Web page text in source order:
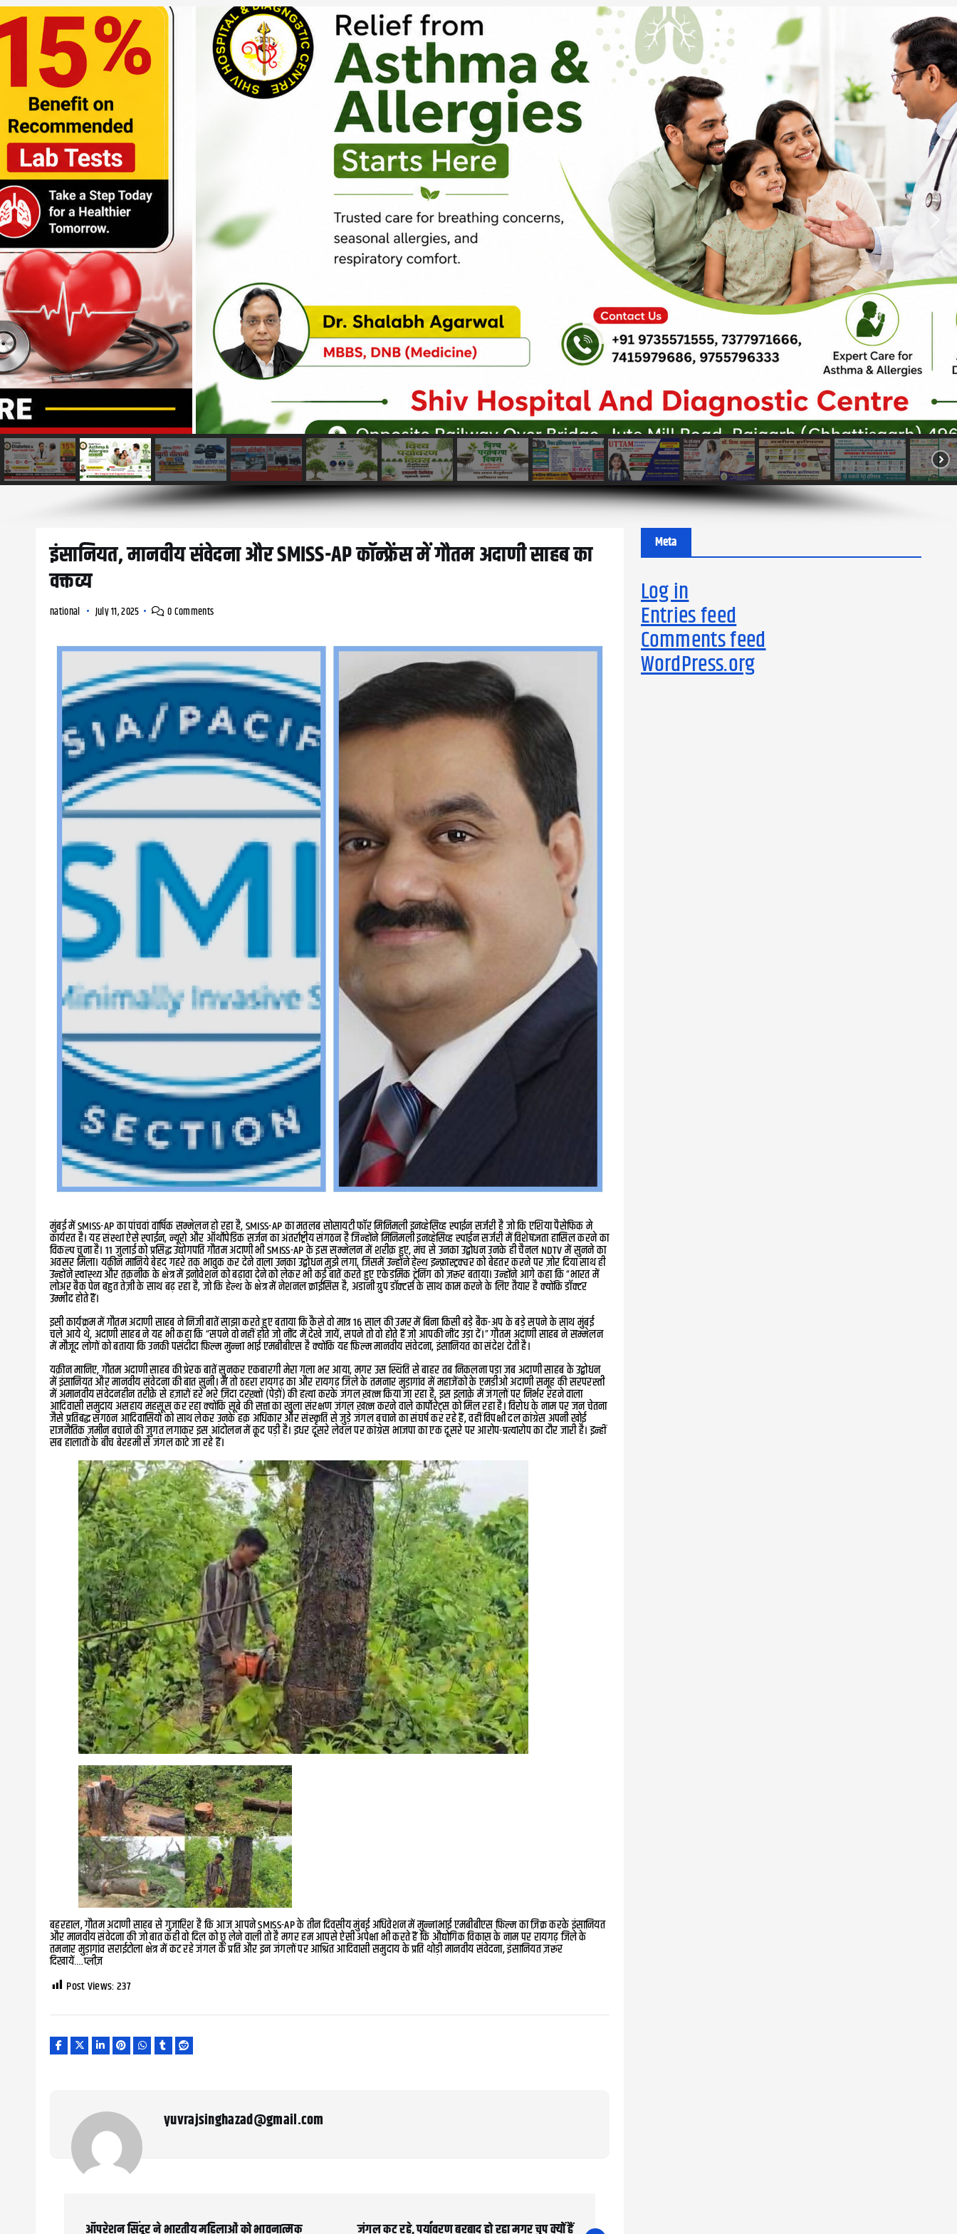
इंसानियत, मानवीय संवेदना और SMISS-AP कॉन्फ्रेंस में गौतम अदाणी साहब का
वक्तव्य
national July 11, 2025 0 Comments
मुंबई में SMISS-AP का पांचवां वार्षिक सम्मेलन हो रहा है, SMISS-AP का मतलब सोसायटी फॉर मिनिमली इनव्हेसिव्ह स्पाईन सर्जरी है जो कि एशिया पैसेफिक मे
कार्यरत है। यह संस्था ऐसे स्पाईन, न्यूरो और ऑर्थोपेडिक सर्जन का अंतर्राष्ट्रीय संगठन है जिन्होंने मिनिमली इनव्हेसिव्ह स्पाईन सर्जरी में विशेषज्ञता हासिल करने का
विकल्प चुना है। 11 जुलाई को प्रसिद्ध उद्योगपति गौतम अदाणी भी SMISS-AP के इस सम्मेलन में शरीक़ हुए, मंच से उनका उद्बोधन उनके ही चैनल NDTV में सुनने का
अवसर मिला। यक़ीन मानिये बेहद गहरे तक भावुक कर देने वाला उनका उद्बोधन मुझे लगा, जिसमें उन्होंने हेल्थ इन्फ्रास्ट्रक्चर को बेहतर करने पर ज़ोर दिया साथ ही
उन्होंने स्वास्थ्य और तक़नीक के क्षेत्र में इनोवेशन को बढ़ावा देने को लेकर भी कई बातें करते हुए एकेडमिक ट्रेनिंग को ज़रूर बताया। उन्होंने आगे कहा कि “भारत में
लोअर बैक पेन बहुत तेज़ी के साथ बढ़ रहा है, जो कि हेल्थ के क्षेत्र में नेशनल क्राईसिस है, अडानी ग्रुप डॉक्टर्स के साथ काम करने के लिए तैयार है क्योंकि डॉक्टर
उम्मीद होते हैं।
इसी कार्यक्रम में गौतम अदाणी साहब ने निजी बातें साझा करते हुए बताया कि कैसे वो मात्र 16 साल की उमर में बिना किसी बड़े बैक-अप के बड़े सपने के साथ मुंबई
चले आये थे, अदाणी साहब ने यह भी कहा कि “सपने वो नहीं होते जो नींद में देखे जायें, सपने तो वो होते हैं जो आपकी नींद उड़ा दें।” गौतम अदाणी साहब ने सम्मेलन
में मौजूद लोगों को बताया कि उनकी पसंदीदा फ़िल्म मुन्ना भाई एमबीबीएस है क्योंकि यह फ़िल्म मानवीय संवेदना, इंसानियत का संदेश देती है।
यक़ीन मानिए, गौतम अदाणी साहब की प्रेरक बातें सुनकर एकबारगी मेरा गला भर आया, मगर उस स्थिति से बाहर तब निकलना पड़ा जब अदाणी साहब के उद्बोधन
में इंसानियत और मानवीय संवेदना की बात सुनी। मैं तो ठहरा रायगढ़ का और रायगढ़ जिले के तमनार मुड़ागांव में महाजेंको के एमडीओ अदाणी समूह की सरपरस्ती
में अमानवीय संवेदनहीन तरीक़े से हज़ारों हरे भरे ज़िदा दरख़्तों (पेड़ों) की हत्या करके जंगल ख़त्म किया जा रहा है, इस इलाक़े में जंगलों पर निर्भर रहने वाला
आदिवासी समुदाय असहाय महसूस कर रहा क्योंकि सूबे की सत्ता का खुला संरक्षण जंगल ख़त्म करने वाले कार्पोरेट्स को मिल रहा है। विरोध के नाम पर जन चेतना
जैसे प्रतिबद्ध संगठन आदिवासियों को साथ लेकर उनके हक़ अधिकार और संस्कृति से जुड़े जंगल बचाने का संघर्ष कर रहे हैं, वहीं विपक्षी दल कांग्रेस अपनी खोई
राजनैतिक ज़मीन बचाने की जुगत लगाकर इस आंदोलन में कूद पड़ी है। इधर दूसरे लेवल पर कांग्रेस भाजपा का एक दूसरे पर आरोप-प्रत्यारोप का दौर जारी है। इन्हीं
सब हालातों के बीच बेरहमी से जंगल काटे जा रहे हैं।
बहरहाल, गौतम अदाणी साहब से गुज़ारिश है कि आज आपने SMISS-AP के तीन दिवसीय मुंबई अधिवेशन में मुन्नाभाई एमबीबीएस फ़िल्म का ज़िक्र करके इंसानियत
और मानवीय संवेदना की जो बात कही वो दिल को छू लेने वाली तो है मगर हम आपसे ऐसी अपेक्षा भी करते हैं कि औद्योगिक विकास के नाम पर रायगढ़ जिले के
तमनार मुड़ागांव सराईटोला क्षेत्र में कट रहे जंगल के प्रति और इन जंगलों पर आश्रित आदिवासी समुदाय के प्रति थोड़ी मानवीय संवेदना, इंसानियत ज़रूर
दिखायें….प्लीज़
Post Views:237
yuvrajsinghazad@gmail.com
ऑपरेशन सिंदूर ने भारतीय महिलाओं को भावनात्मक जंगल कट रहे, पर्यावरण बरबाद हो रहा मगर चुप क्यों हैं
Meta
Log in
Entries feed
Comments feed
WordPress.org